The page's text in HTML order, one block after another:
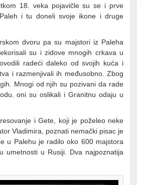
18. veka pojavičle su se i prve
i tu doneli svoje ikone i druge
dvoru pa su majstori iz Paleha
su i zidove mnogih crkava u
radeći daleko od svojih kuća i
i razmenjivali ih međusobno. Zbog
Mnogi od njih su pozivani da rade
oni su oslikali i Granitnu odaju u
i Gete, koji je poželeo neke
Vladimira, poznati nemački pisac je
u Palehu je radilo oko 600 majstora
umetnosti u Rusiji. Dva najpoznatija